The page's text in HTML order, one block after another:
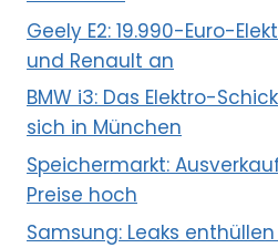
Geely E2: 19.990-Euro-
und Renault an
BMW i3: Das Elektro-
sich in München
Speichermarkt:
Preise hoch
Samsung: Leaks